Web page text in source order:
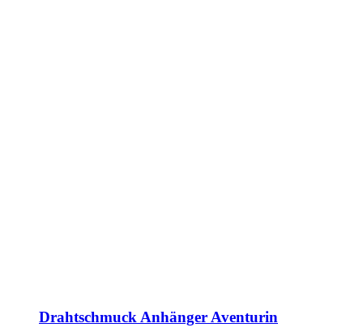
Drahtschmuck Anhänger Aventurin